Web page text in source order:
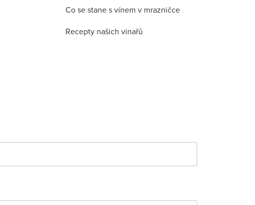
Co se stane s vínem v mrazničce
Recepty našich vinařů